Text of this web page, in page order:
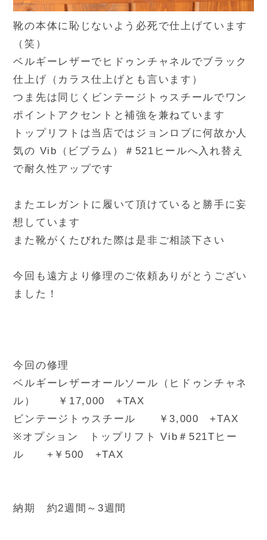
靴の本体に恥じないよう必死で仕上げています
（笑）
ベルギーレザーでヒドゥンチャネルでブラック
仕上げ（カラス仕上げとも言います）
つま先は同じくビンテージトゥスチールでワン
ポイントアクセントと補強を兼ねています
トップリフトは当店ではジョンロブに何故か人
気の Vib（ビブラム）＃521ヒールへ入れ替え
で耐久性アップです
またエレガントに履いて頂けていると勝手に妄
想しています
また靴がくたびれた際は是非ご相談下さい
今回も遠方より修理のご依頼ありがとうござい
ました！
今回の修理
ベルギーレザーオールソール（ヒドゥンチャネ
ル） ￥17,000 +TAX
ビンテージトゥスチール ￥3,000 +TAX
※オプション トップリフト Vib＃521Tヒー
ル +￥500 +TAX
納期 約2週間～3週間